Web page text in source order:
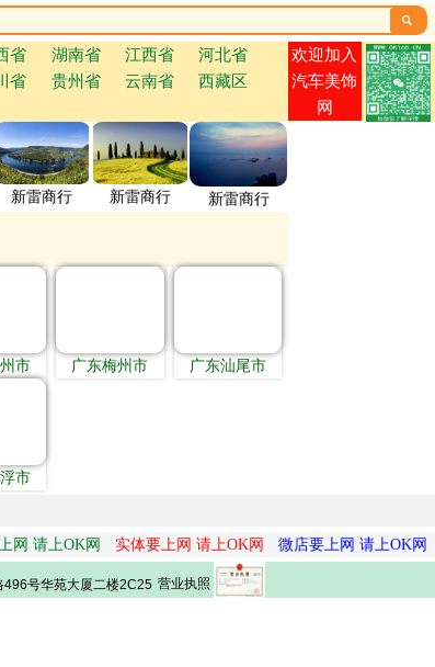

省 湖南省 江西省
河北省
省 贵州省 云南省
西藏区
欢迎加入
汽车美饰
网
新雷商行 新雷商行 新雷商行
市 广东梅州市 广东汕尾市
市
网 请上OK网 实体要上网 请上OK网 微店要上网 请上OK网
496号华苑大厦二楼2C25 营业执照